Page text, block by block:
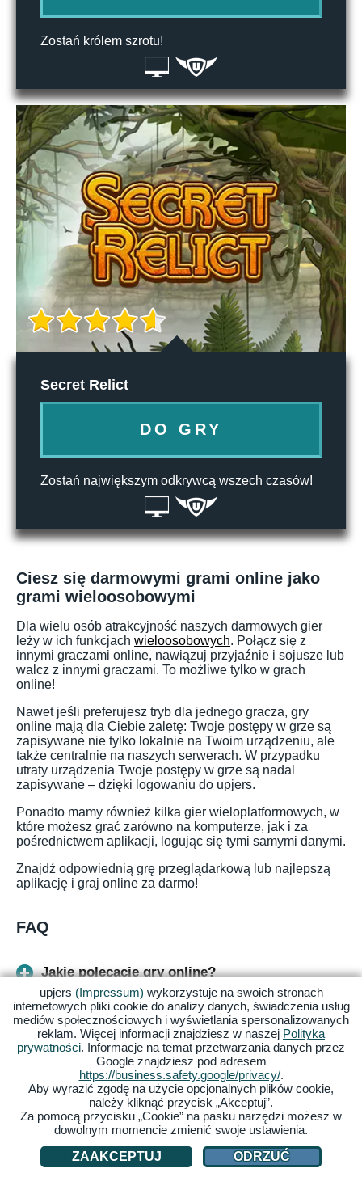
Zostań królem szrotu!
Secret Relict
DO GRY
Zostań największym odkrywcą wszech czasów!
Ciesz się darmowymi grami online jako
grami wieloosobowymi
Dla wielu osób atrakcyjność naszych darmowych gier
leży w ich funkcjach wieloosobowych. Połącz się z
innymi graczami online, nawiązuj przyjaźnie i sojusze lub
walcz z innymi graczami. To możliwe tylko w grach
online!
Nawet jeśli preferujesz tryb dla jednego gracza, gry
online mają dla Ciebie zaletę: Twoje postępy w grze są
zapisywane nie tylko lokalnie na Twoim urządzeniu, ale
także centralnie na naszych serwerach. W przypadku
utraty urządzenia Twoje postępy w grze są nadal
zapisywane – dzięki logowaniu do upjers.
Ponadto mamy również kilka gier wieloplatformowych, w
które możesz grać zarówno na komputerze, jak i za
pośrednictwem aplikacji, logując się tymi samymi danymi.
Znajdź odpowiednią grę przeglądarkową lub najlepszą
aplikację i graj online za darmo!
FAQ
Jakie polecacie gry online?
Jakie są fajne gry bezpłatne?
W jakie gry można grać razem online?
Z jakich stron pobierać gry za darmo?
Jakie fajne gry za darmo na PC?
upjers (Impressum) wykorzystuje na swoich stronach
internetowych pliki cookie do analizy danych, świadczenia usług
mediów społecznościowych i wyświetlania spersonalizowanych
reklam. Więcej informacji znajdziesz w naszej Polityka
prywatności. Informacje na temat przetwarzania danych przez
Google znajdziesz pod adresem
https://business.safety.google/privacy/.
Aby wyrazić zgodę na użycie opcjonalnych plików cookie,
należy kliknąć przycisk „Akceptuj”.
Za pomocą przycisku „Cookie” na pasku narzędzi możesz w
dowolnym momencie zmienić swoje ustawienia.
ZAAKCEPTUJ
ODRZUĆ